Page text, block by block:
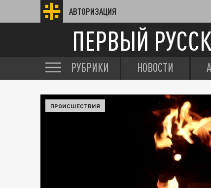
АВТОРИЗАЦИЯ
ПЕРВЫЙ
РУБРИКИ НОВОСТИ
ПРОИСШЕСТВИЯ